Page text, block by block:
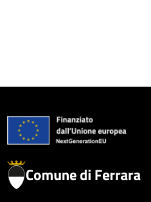
Comune di Ferrara